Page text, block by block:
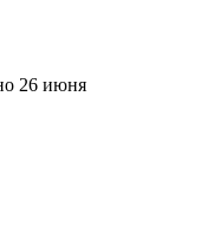
26 июня